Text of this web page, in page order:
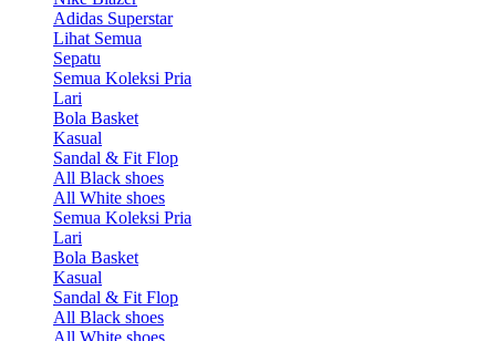
Adidas Superstar
Lihat Semua
Sepatu
Semua Koleksi Pria
Lari
Bola Basket
Kasual
Sandal & Fit Flop
All Black shoes
All White shoes
Semua Koleksi Pria
Lari
Bola Basket
Kasual
Sandal & Fit Flop
All Black shoes
All White shoes